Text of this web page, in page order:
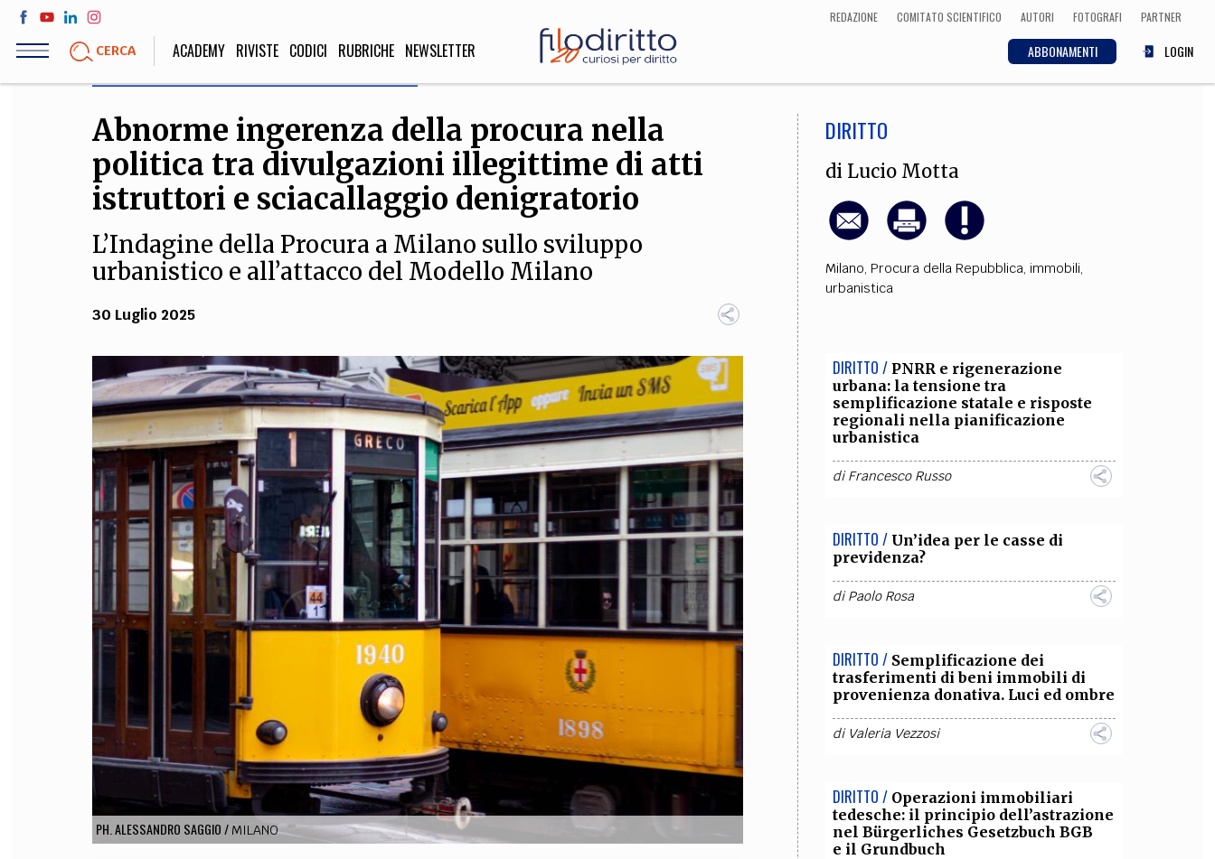
Salta
contenuto
REDAZIONE COMITATO SCIENTIFICO AUTORI FOTOGRAFI PARTNER
CERCA ABBONAMENTI LOGIN
ACADEMY RIVISTE CODICI RUBRICHE NEWSLETTER
LIFE STYLE
Sport, Cucina, Viaggi,
Moda
SOCIETÀ
Politica, Attualità,
Educazione, Lavoro, Esteri
DIRITTO ECONOMIA
STORIA E FILOSOFIA INNOVAZIONE CULTURA
Arte, Cinema, Musica,
TEAM
FILODIRITTO REDAZIONE COMITATO SCIENTIFICO AUTORI CURATORI FOTOGRAFI COLLABORA CON NOI
EXTRA
CODICI RUBRICHE LIBRI PROCEEDINGS PUBBLICITÀ CONTATTI
SOCIAL MEDIA
Abnorme ingerenza della procura nella
politica tra divulgazioni illegittime di atti
istruttori e sciacallaggio denigratorio
L’Indagine della Procura a Milano sullo sviluppo
urbanistico e all’attacco del Modello Milano
30 Luglio 2025
PH. ALESSANDRO SAGGIO/ MILANO
DIRITTO
di Lucio Motta
Milano, Procura della Repubblica, immobili,
urbanistica
DIRITTO / PNRR e rigenerazione
urbana: la tensione tra
semplificazione statale e risposte
regionali nella pianificazione
urbanistica
diFrancesco Russo
DIRITTO / Un’idea per le casse di
previdenza?
diPaolo Rosa
DIRITTO / Semplificazione dei
trasferimenti di beni immobili di
provenienza donativa. Luci ed ombre
di Valeria Vezzosi
DIRITTO / Operazioni immobiliari
tedesche: il principio dell’astrazione
nel Bürgerliches Gesetzbuch BGB
e il Grundbuch